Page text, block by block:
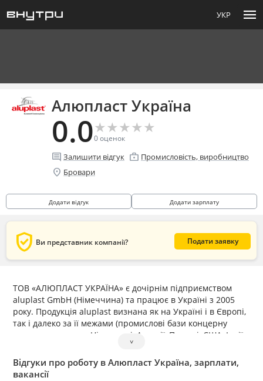
УКР menu
Алюпласт Україна
0.0★
★★
★★
★★
★★
★
0оценок
comment Залишити відгук enterprise Промисловість, виробництво
location_on Бровари
Додати відгук Додати зарплату
verified_user Ви представник компанії? Подати заявку
ТОВ «АЛЮПЛАСТ УКРАЇНА» є дочірнім підприємством
aluplast GmbH (Німеччина) та працює в Україні з 2005
року. Продукція aluplast визнана як на Україні і в Європі,
так і далеко за її межами (промислові бази концерну
розташовуються в Німеччині, Австрії, Польщі, США, Індії
та Мексиці). Промислова група aluplast є одним з лідерів
світового ринку, приділяє багато уваги інноваційній
політиці.
˅
Відгуки про роботу в Алюпласт Україна, зарплати,
вакансії